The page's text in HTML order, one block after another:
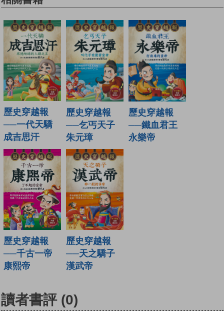
歷史穿越報
──一代天驕
成吉思汗
歷史穿越報
──乞丐天子
朱元璋
歷史穿越報
──鐵血君王
永樂帝
歷史穿越報
──千古一帝
康熙帝
歷史穿越報
──天之驕子
漢武帝
讀者書評 (0)